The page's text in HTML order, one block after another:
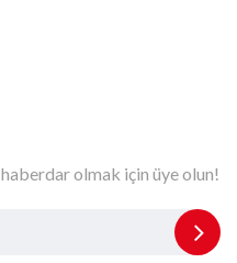
olmak için üye olun!